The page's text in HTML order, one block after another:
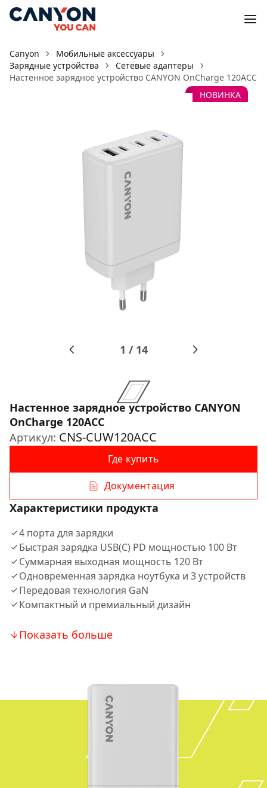
Canyon
Мобильные аксессуары
Зарядные устройства
Сетевые адаптеры
Настенное зарядное устройство CANYON OnCharge 120ACC
НОВИНКА
1 / 14
Настенное зарядное устройство CANYON
OnCharge 120ACC
Артикул: CNS-CUW120ACC
Где купить
Документация
Характеристики продукта
4 порта для зарядки
Быстрая зарядка USB(C) PD мощностью 100 Вт
Суммарная выходная мощность 120 Вт
Одновременная зарядка ноутбука и 3 устройств
Передовая технология GaN
Компактный и премиальный дизайн
Показать больше